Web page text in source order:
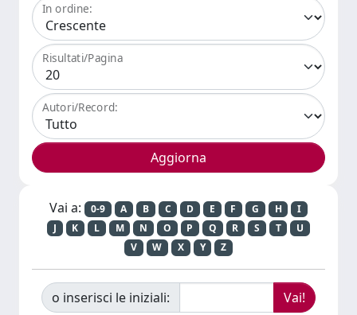
In ordine:
Risultati/Pagina
Autori/Record:
Vai a: 0-9 A B C D E F G H
I
J
K L M N O P Q R S T
U
V
W X Y Z
o inserisci le iniziali: